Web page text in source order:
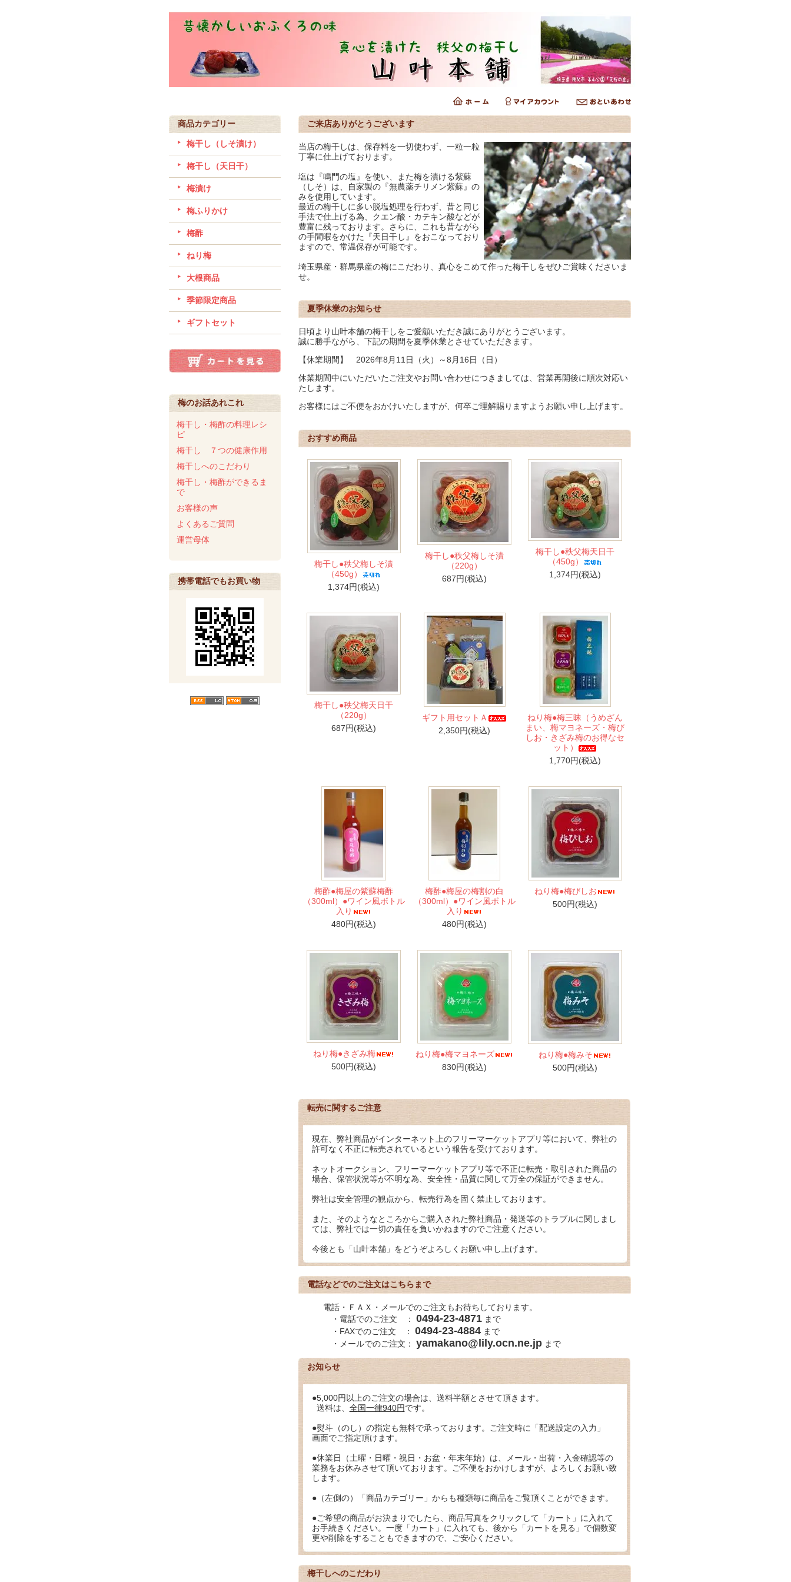
商品カテゴリー
梅干し（しそ漬け）
梅干し（天日干）
梅漬け
梅ふりかけ
梅酢
ねり梅
大根商品
季節限定商品
ギフトセット
梅のお話あれこれ
梅干し・梅酢の料理レシ
ピ
梅干し ７つの健康作用
梅干しへのこだわり
梅干し・梅酢ができるま
で
お客様の声
よくあるご質問
運営母体
携帯電話でもお買い物
ご来店ありがとうございます
当店の梅干しは、保存料を一切使わず、一粒一粒
丁寧に仕上げております。
塩は『鳴門の塩』を使い、また梅を漬ける紫蘇
（しそ）は、自家製の『無農薬チリメン紫蘇』の
みを使用しています。
最近の梅干しに多い脱塩処理を行わず、昔と同じ
手法で仕上げる為、クエン酸・カテキン酸などが
豊富に残っております。さらに、これも昔ながら
の手間暇をかけた『天日干し』をおこなっており
ますので、常温保存が可能です。
埼玉県産・群馬県産の梅にこだわり、真心をこめて作った梅干しをぜひご賞味くださいま
せ。
夏季休業のお知らせ
日頃より山叶本舗の梅干しをご愛顧いただき誠にありがとうございます。
誠に勝手ながら、下記の期間を夏季休業とさせていただきます。
【休業期間】 2026年8月11日（火）～8月16日（日）
休業期間中にいただいたご注文やお問い合わせにつきましては、営業再開後に順次対応い
たします。
お客様にはご不便をおかけいたしますが、何卒ご理解賜りますようお願い申し上げます。
おすすめ商品
梅干し●秩父梅しそ漬
（450g）
1,374円(税込)
梅干し●秩父梅しそ漬
（220g）
687円(税込)
梅干し●秩父梅天日干
（450g）
1,374円(税込)
梅干し●秩父梅天日干
（220g）
687円(税込)
ギフト用セットＡ
2,350円(税込)
ねり梅●梅三昧（うめざん
まい、梅マヨネーズ・梅び
しお・きざみ梅のお得なセ
ット）
1,770円(税込)
梅酢●梅屋の紫蘇梅酢
（300ml）●ワイン風ボトル
入り
480円(税込)
梅酢●梅屋の梅割の白
（300ml）●ワイン風ボトル
入り
480円(税込)
ねり梅●梅びしお
500円(税込)
ねり梅●きざみ梅
500円(税込)
ねり梅●梅マヨネーズ
830円(税込)
ねり梅●梅みそ
500円(税込)
転売に関するご注意
現在、弊社商品がインターネット上のフリーマーケットアプリ等において、弊社の
許可なく不正に転売されているという報告を受けております。
ネットオークション、フリーマーケットアプリ等で不正に転売・取引された商品の
場合、保管状況等が不明な為、安全性・品質に関して万全の保証ができません。
弊社は安全管理の観点から、転売行為を固く禁止しております。
また、そのようなところからご購入された弊社商品・発送等のトラブルに関しまし
ては、弊社では一切の責任を負いかねますのでご注意ください。
今後とも「山叶本舗」をどうぞよろしくお願い申し上げます。
電話などでのご注文はこちらまで
電話・ＦＡＸ・メールでのご注文もお待ちしております。
・電話でのご注文 ： 0494-23-4871 まで
・FAXでのご注文 ： 0494-23-4884 まで
・メールでのご注文： yamakano@lily.ocn.ne.jp まで
お知らせ
●5,000円以上のご注文の場合は、送料半額とさせて頂きます。
送料は、 全国一律940円です。
●熨斗（のし）の指定も無料で承っております。ご注文時に「配送設定の入力」
画面でご指定頂けます。
●休業日（土曜・日曜・祝日・お盆・年末年始）は、メール・出荷・入金確認等の
業務をお休みさせて頂いております。ご不便をおかけしますが、よろしくお願い致
します。
●（左側の）「商品カテゴリー」からも種類毎に商品をご覧頂くことができます。
●ご希望の商品がお決まりでしたら、商品写真をクリックして「カート」に入れて
お手続きください。一度「カート」に入れても、後から「カートを見る」で個数変
更や削除をすることもできますので、ご安心ください。
梅干しへのこだわり